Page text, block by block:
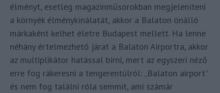
élményt, esetleg magazinműsorokban megjeleníteni
a környék élménykínálatát, akkor a Balaton önálló
márkaként kelhet életre Budapest mellett. Ha lenne
néhány értelmezhető járat a Balaton Airportra, akkor
az multiplikátor hatással bírni, mert az egyszeri néző
erre fog rákeresni a tengerentúlról: „Balaton airport”
és nem fog találni róla semmit, ami számár